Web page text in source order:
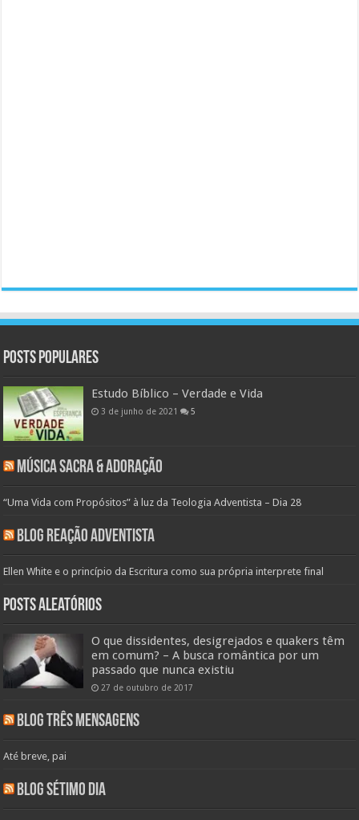
Posts populares
Estudo Bíblico – Verdade e Vida
3 de junho de 2021 5
Música Sacra & Adoração
“Uma Vida com Propósitos” à luz da Teologia Adventista – Dia 28
Blog Reação Adventista
Ellen White e o princípio da Escritura como sua própria interprete final
Posts aleatórios
O que dissidentes, desigrejados e quakers têm
em comum? – A busca romântica por um
passado que nunca existiu
27 de outubro de 2017
Blog Três Mensagens
Até breve, pai
Blog Sétimo Dia